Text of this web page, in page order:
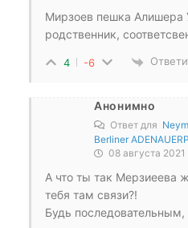
Мирзоев пешка Алишера
родственник,
4 -6
Анонимно
Ответ для
Berliner
08 августа
А что ты так Мерзиеева
тебя там связи?!
Будь последовательным,